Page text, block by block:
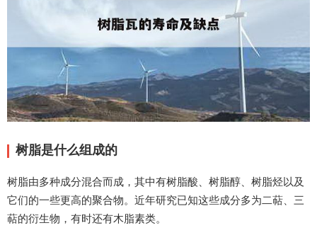
树脂是什么组成的
树脂由多种成分混合而成，其中有树脂酸、树脂醇、树脂烃以及
它们的一些更高的聚合物。近年研究已知这些成分多为二萜、三
萜的衍生物，有时还有木脂素类。